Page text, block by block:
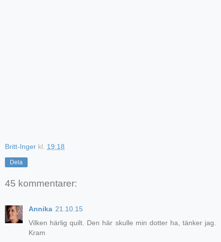
Britt-Inger kl. 19:18
Dela
45 kommentarer:
Annika 21.10.15
Vilken härlig quilt. Den här skulle min dotter ha, tänker jag.
Kram